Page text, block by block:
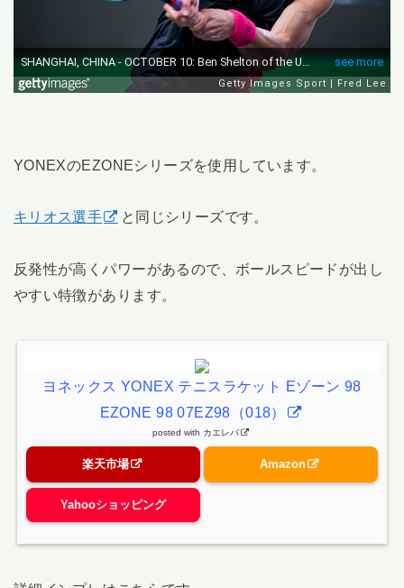
YONEXのEZONEシリーズを使用しています。
キリオス選手 と同じシリーズです。
反発性が高くパワーがあるので、ボールスピードが出し
やすい特徴があります。
ヨネックス YONEX テニスラケット Eゾーン 98
EZONE 98 07EZ98（018）
posted with カエレバ
楽天市場 Amazon
Yahooショッピング